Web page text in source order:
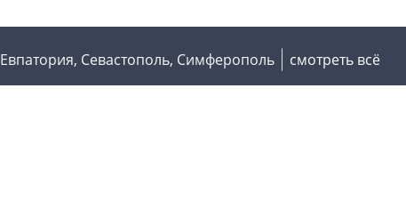
Евпатория, Севастополь, Симферополь смотреть всё